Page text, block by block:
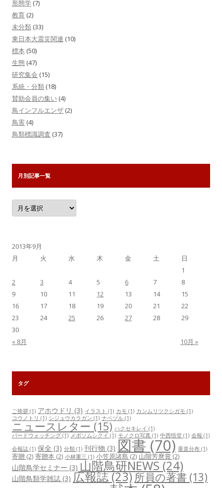
形態学 (7)
教育 (2)
未分類 (33)
東日本大震災関連 (10)
標本 (50)
生態 (47)
研究集会 (15)
系統・分類 (18)
賛助会員の集い (4)
鳥インフルエンザ (2)
鳥害 (4)
鳥類標識調査 (37)
月別記事一覧
月
別
記
2013年9月
月
火 水 木 金 土
日
1
2
3 4 5 6 7
8
9
10 11 12 13 14
15
16
17 18 19 20 21
22
23
24 25 26 27 28
29
30
« 8月
10月 »
タグ
ご挨拶 (1) アホウドリ (3) イラスト (1) カモ (1) カンムリツクシガモ (1)
コウノトリ (1) シジュウカラガン (1) ナベヅル (1)
ニュースレター (15) ハクセキレイ (1)
バードウォッチング (1) メボソムシクイ (1) モノクロ写真 (1) 中西悟堂 (1) 会報 (1)
会報誌 (1) 保全 (3) 分類 (1) 刊行物 (3) 図書 (70) 垂直分布 (1)
寄贈 (2) 寄贈本 (2) 小林重三 (1) 小笠原諸島 (2) 山階芳麿賞(2)
山階鳥学セミナー (3) 山階鳥研NEWS(24)
山階鳥類学雑誌 (3) 広報誌(23) 所員の著書 (13)